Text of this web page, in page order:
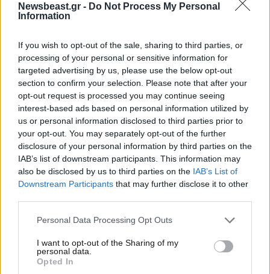
Newsbeast.gr - Do Not Process My Personal
Information
If you wish to opt-out of the sale, sharing to third parties, or
processing of your personal or sensitive information for
targeted advertising by us, please use the below opt-out
section to confirm your selection. Please note that after your
opt-out request is processed you may continue seeing
interest-based ads based on personal information utilized by
us or personal information disclosed to third parties prior to
your opt-out. You may separately opt-out of the further
disclosure of your personal information by third parties on the
IAB’s list of downstream participants. This information may
also be disclosed by us to third parties on the IAB’s List of
Downstream Participants that may further disclose it to other
Please note that this website/app uses one or more Google
not limited to your visit or usage behaviour. You may click to
grant or deny consent to Google and its third-party tags to
use your data for below specified purposes in below Google
Personal Data Processing Opt Outs
I want to opt-out of the Sharing of my
personal data.
Opted In